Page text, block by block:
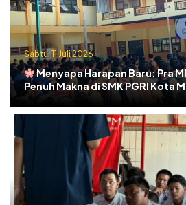
Sabtu, 11 Juli 2026
Menyapa Harapan Baru: Pra
Penuh Makna di SMK PGRI Kota